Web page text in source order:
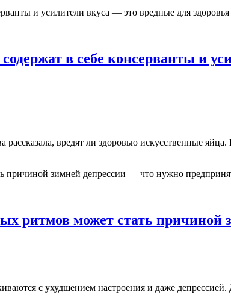
в себе консерванты и
вредят ли здоровью искусственные
ритмов может стать причиной
с ухудшением настроения и даже